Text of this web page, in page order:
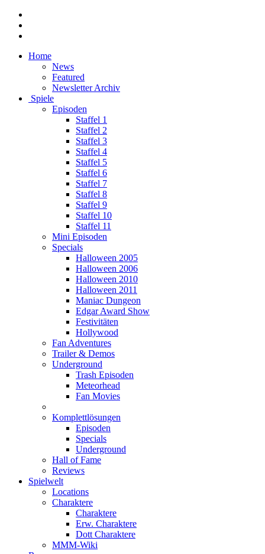
Home
News
Featured
Newsletter Archiv
Spiele
Episoden
Staffel 1
Staffel 2
Staffel 3
Staffel 4
Staffel 5
Staffel 6
Staffel 7
Staffel 8
Staffel 9
Staffel 10
Staffel 11
Mini Episoden
Specials
Halloween 2005
Halloween 2006
Halloween 2010
Halloween 2011
Maniac Dungeon
Edgar Award Show
Festivitäten
Hollywood
Fan Adventures
Trailer & Demos
Underground
Trash Episoden
Meteorhead
Fan Movies
Komplettlösungen
Episoden
Specials
Underground
Hall of Fame
Reviews
Spielwelt
Locations
Charaktere
Charaktere
Erw. Charaktere
Dott Charaktere
MMM-Wiki